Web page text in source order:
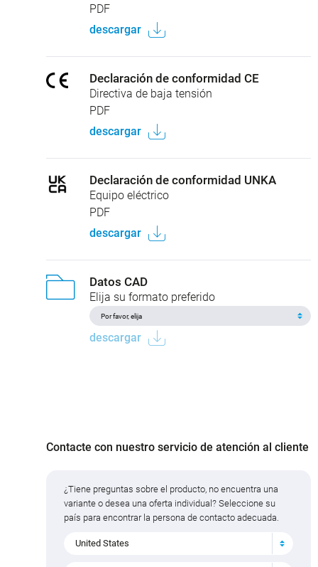
PDF
descargar
Declaración de conformidad CE
Directiva de baja tensión
PDF
descargar
Declaración de conformidad UNKA
Equipo eléctrico
PDF
descargar
Datos CAD
Elija su formato preferido
descargar
Contacte con nuestro servicio de atención al cliente
¿Tiene preguntas sobre el producto, no encuentra una
variante o desea una oferta individual? Seleccione su
país para encontrar la persona de contacto adecuada.
United States